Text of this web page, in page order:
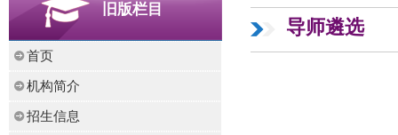
旧版栏目
首页
机构简介
招生信息
导师遴选